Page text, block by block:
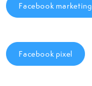
Facebook marketing
Facebook pixel